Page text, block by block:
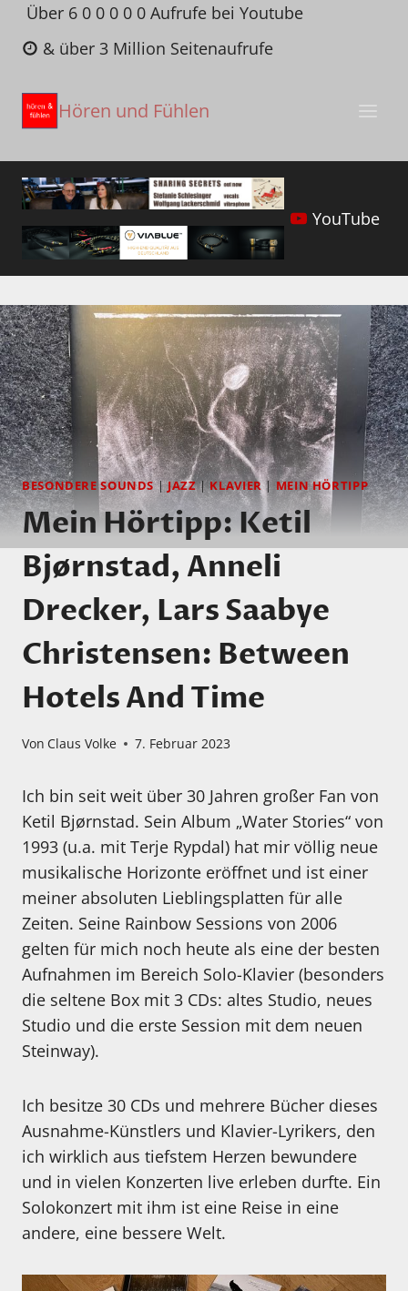
Zum
Inhalt
springen
Über 6 0 0 0 0 0 Aufrufe bei Youtube
& über 3 Million Seitenaufrufe
Hören und Fühlen
YouTube
BESONDERE SOUNDS|JAZZ|KLAVIER| MEIN HÖRTIPP
Mein Hörtipp: Ketil
Bjørnstad, Anneli
Drecker, Lars Saabye
Christensen: Between
Hotels And Time
Von Claus Volke 7. Februar 2023
Ich bin seit weit über 30 Jahren großer Fan von
Ketil Bjørnstad. Sein Album „Water Stories“ von
1993 (u.a. mit Terje Rypdal) hat mir völlig neue
musikalische Horizonte eröffnet und ist einer
meiner absoluten Lieblingsplatten für alle
Zeiten. Seine Rainbow Sessions von 2006
gelten für mich noch heute als eine der besten
Aufnahmen im Bereich Solo-Klavier (besonders
die seltene Box mit 3 CDs: altes Studio, neues
Studio und die erste Session mit dem neuen
Steinway).
Ich besitze 30 CDs und mehrere Bücher dieses
Ausnahme-Künstlers und Klavier-Lyrikers, den
ich wirklich aus tiefstem Herzen bewundere
und in vielen Konzerten live erleben durfte. Ein
Solokonzert mit ihm ist eine Reise in eine
andere, eine bessere Welt.